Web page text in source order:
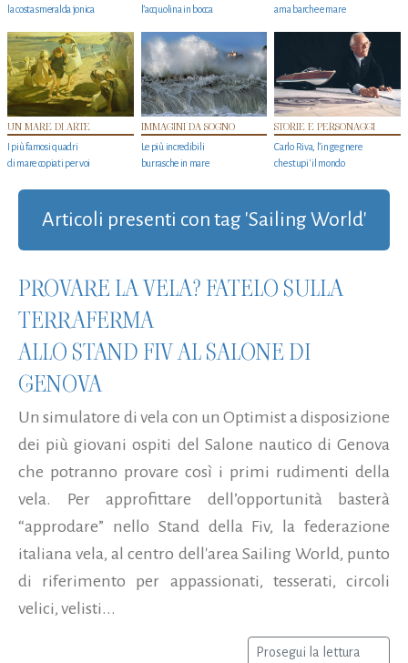
la costa smeralda jonica
l’acquolina in bocca
ama barche e mare
UN MARE DI ARTE
I più famosi quadri
di mare copiati per voi
IMMAGINI DA SOGNO
Le più incredibili
burrasche in mare
STORIE E PERSONAGGI
Carlo Riva, l’ingegnere
che stupi' il mondo
Articoli presenti con tag 'Sailing World'
PROVARE LA VELA? FATELO SULLA
TERRAFERMA
ALLO STAND FIV AL SALONE DI
GENOVA
Un simulatore di vela con un Optimist a disposizione
dei più giovani ospiti del Salone nautico di Genova
che potranno provare così i primi rudimenti della
vela. Per approfittare dell’opportunità basterà
“approdare” nello Stand della Fiv, la federazione
italiana vela, al centro dell'area Sailing World, punto
di riferimento per appassionati, tesserati, circoli
velici, velisti...
Prosegui la lettura